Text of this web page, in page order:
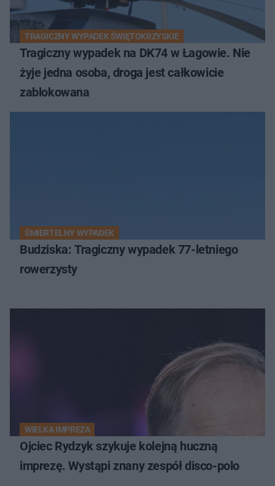
TRAGICZNY WYPADEK ŚWIĘTOKRZYSKIE
Tragiczny wypadek na DK74 w Łagowie. Nie
żyje jedna osoba, droga jest całkowicie
zablokowana
ŚMIERTELNY WYPADEK
Budziska: Tragiczny wypadek 77-letniego
rowerzysty
WIELKA IMPREZA
Ojciec Rydzyk szykuje kolejną huczną
imprezę. Wystąpi znany zespół disco-polo